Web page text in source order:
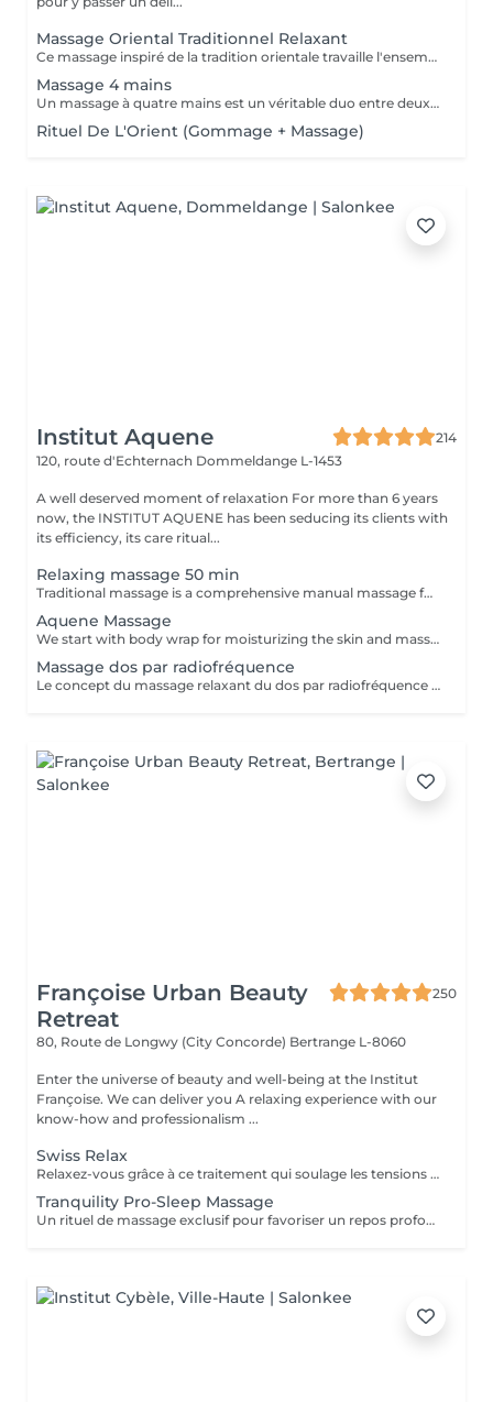
Massage Oriental Traditionnel Relaxant
Ce massage inspiré de la tradition orientale travaille l'ensemble du corps avec de l'huile d'argon chauffée et délicatement parfumée. Les mains expertes de la praticienne insistent sur les points de tensions pour éliminer toxines et douleurs musculaire, et vous procurer un état de bien-être.
Massage 4 mains
Un massage à quatre mains est un véritable duo entre deux praticiens, les mêmes régions sont massées simultanément : Ils travaillent en harmonie et en synergie totale sur les mêmes zones du corps au même moment, et en synchronisant leurs mouvements de façon très précise.
Rituel De L'Orient (Gommage + Massage)
Institut Aquene
214
120, route d'Echternach Dommeldange L-1453
A well deserved moment of relaxation For more than 6 years
now, the INSTITUT AQUENE has been seducing its clients with
its efficiency, its care ritual...
Relaxing massage 50 min
Traditional massage is a comprehensive manual massage for complete relaxation of the body. This is a unique massage that is created from several techniques for those seeking a simple, effective massage and quickly bringing comfort, relaxation and well-being.
Aquene Massage
We start with body wrap for moisturizing the skin and massage (like relaxing massage)
Massage dos par radiofréquence
Le concept du massage relaxant du dos par radiofréquence proposé par NANNIC est une approche innovante qui allie détente profonde et soin technologique avancé. Grâce à l'utilisation de la radiofréquence, ce massage permet de chauffer en douceur les tissus cutanés et sous-cutanés, favorisant une relaxation musculaire optimale tout en stimulant la microcirculation. Cette méthode procure un double bénéfice: -Bien-être immédiat -Soin en profondeur Le massage relaxant du dos par radiofréquence NANNIC est idéal pour les personnes recherchant une expérience de détente haut de gamme associée aux bienfaits esthétiques visibles. C'est un véritable moment de soin holistique, à la fois apaisant pour l'esprit et régénérant pour le corps.
Françoise Urban Beauty
Retreat
250
80, Route de Longwy (City Concorde) Bertrange L-8060
Enter the universe of beauty and well-being at the Institut
Françoise. We can deliver you A relaxing experience with our
know-how and professionalism ...
Swiss Relax
Relaxez-vous grâce à ce traitement qui soulage les tensions pour un dos parfaitement détendu.
Tranquility Pro-Sleep Massage
Un rituel de massage exclusif pour favoriser un repos profond du corps et de lesprit. Les effets positifs relaxants et anti-stress du «tranquility Blend» sont augmentés par les techniques du modelage exclusif, inspiré par layurvéda du Kérala et le rituel de massage traditionnel indonésien «Sea malay», intéressant pour ses vertus sur le système nerveux et lesprit. Tranquility Pro-Sleep Massage, aide le corps à récupérer des situations de stress et améliore la qualité du repos et du sommeil.